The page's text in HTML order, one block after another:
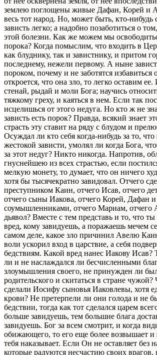
землею поглощены живые Дафан, Корей и
весь тот народ. Но, может быть, кто-нибудь
зависть легко; а надобно позаботиться о
этой болезни. Как же можем мы
порока? Когда помыслим, что входить в
как блуднику, так и завистнику, и притом
последнему, нежели первому. А ныне
пороком, почему и не заботятся избавиться
откроется, что она зло, то легко оставим
стенай, рыдай и моли Бога; научись
тяжкому греху, и каяться в нем. Если так
исцелишься от этого недуга. Но кто ж не
зависть есть порок? Правда, всякий знает
страсть эту ставит на ряду с блудом и
Осуждал ли кто себя когда-нибудь за то, что
жестокой зависти, умолял ли когда Бога,
за этот недуг? Никто никогда. Напротив,
гнуснейшею из всех страстью, если
мелкую монету, то думает, что он ничего
хотя бы тысячекратно завидовал. Отчего
преступником Каин, отчего Исав, отчего
отчего сыны Иакова, отчего Корей, Дафан
соумышленниками, отчего Мариам, отчего
дьявол? Вместе с тем представь и то, что
вред, кому завидуешь, а поражаешь мечем
самом деле, какое зло причинил Авелю
воли ускорил вход в царствие, а себя
бедствиям. Какой вред нанес Иакову Исав?
ли и не наслаждался ли бесчисленными
злоумышления своего, не принужден ли
родительского и скитаться в стране чужой?
сделали Иосифу сыновья Иаковлевы, хотя
крови? Не претерпели ли они голода и не
бедствии, тогда как тот сделался царем
больше завидуешь, тем большие блага
завидуешь. Бог за всем смотрит, и когда
обижающего, то его еще более возвышает и
тебя наказывает. Если Он не оставляет без
которые радуются несчастию своих врагов,